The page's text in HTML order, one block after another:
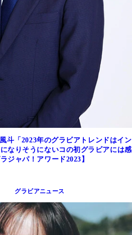
斗「2023年のグラビアトレンドはイン
なりそうにないコの初グラビアには感
ジャパ！アワード2023】
グラビアニュース